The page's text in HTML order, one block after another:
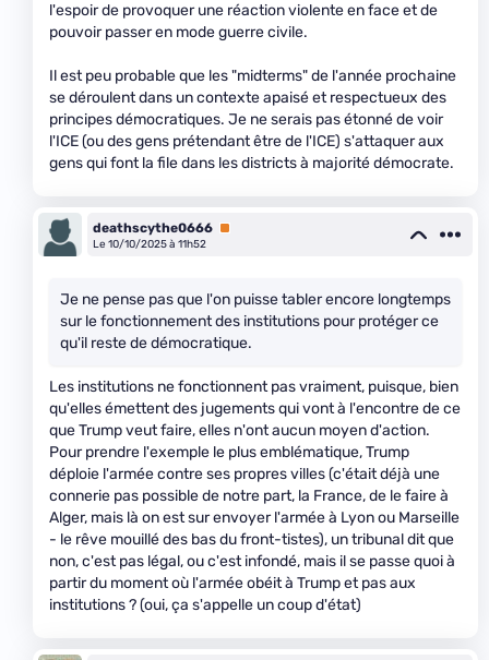
l'espoir de provoquer une réaction violente en face et de
pouvoir passer en mode guerre civile.
Il est peu probable que les "midterms" de l'année prochaine
se déroulent dans un contexte apaisé et respectueux des
principes démocratiques. Je ne serais pas étonné de voir
l'ICE (ou des gens prétendant être de l'ICE) s'attaquer aux
gens qui font la file dans les districts à majorité démocrate.
deathscythe0666 Premium
Le 10/10/2025 à 11h52
Je ne pense pas que l'on puisse tabler encore longtemps
sur le fonctionnement des institutions pour protéger ce
qu'il reste de démocratique.
Les institutions ne fonctionnent pas vraiment, puisque, bien
qu'elles émettent des jugements qui vont à l'encontre de ce
que Trump veut faire, elles n'ont aucun moyen d'action.
Pour prendre l'exemple le plus emblématique, Trump
déploie l'armée contre ses propres villes (c'était déjà une
connerie pas possible de notre part, la France, de le faire à
Alger, mais là on est sur envoyer l'armée à Lyon ou Marseille
- le rêve mouillé des bas du front-tistes), un tribunal dit que
non, c'est pas légal, ou c'est infondé, mais il se passe quoi à
partir du moment où l'armée obéit à Trump et pas aux
institutions ? (oui, ça s'appelle un coup d'état)